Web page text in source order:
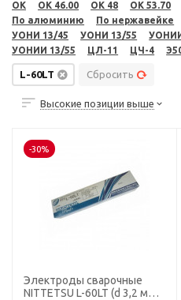
OK
OK 46.00 OK 48 OK 53.70
По алюминию
По нержавейке
УОНИ 13/45
УОНИ 13/55
УОНИИ 13/55
ЦЛ-11 ЦЧ-4
L-60LT Сбросить
Высокие позиции выше
-30%
Электроды сварочные
NITTETSU L-60LT (d 3,2 мм;